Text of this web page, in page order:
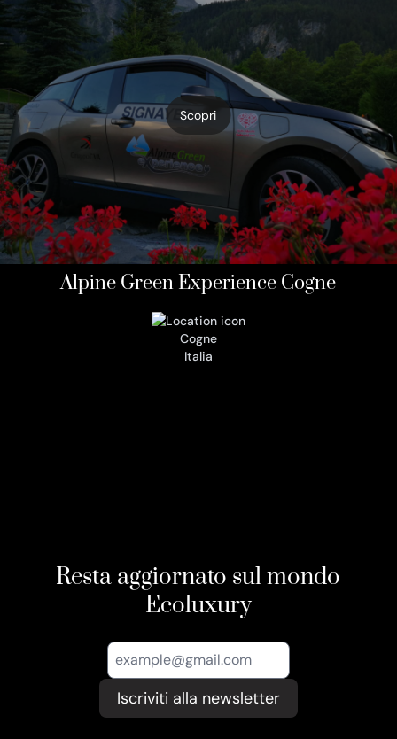
Scopri
Alpine Green Experience Cogne
Cogne
Italia
Resta aggiornato sul mondo
Ecoluxury
Iscriviti alla newsletter